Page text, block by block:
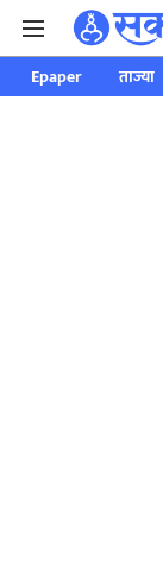
Epaper ताज्या